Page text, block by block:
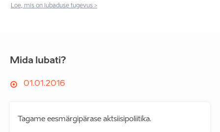
Loe, mis on lubaduse tugevus >
Mida lubati?
01.01.2016
Tagame eesmärgipärase aktsiisipoliitika.